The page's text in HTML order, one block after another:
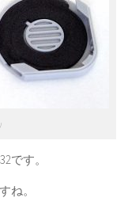
です。
ね。